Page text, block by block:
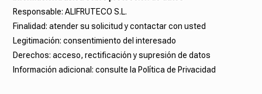
Responsable: ALIFRUTECO S.L.
Finalidad: atender su solicitud y contactar con usted
Legitimación: consentimiento del interesado
Derechos: acceso, rectificación y supresión de datos
Información adicional: consulte la Política de Privacidad